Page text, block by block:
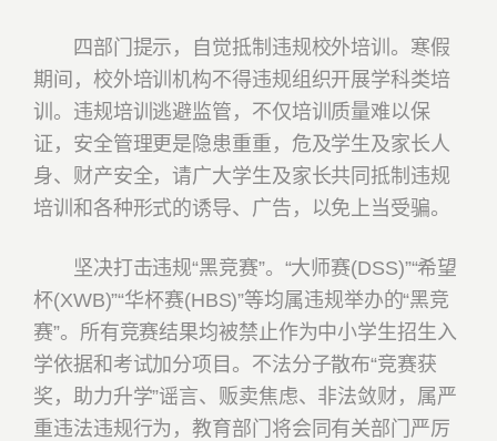
四部门提示，自觉抵制违规校外培训。寒假
期间，校外培训机构不得违规组织开展学科类培
训。违规培训逃避监管，不仅培训质量难以保
证，安全管理更是隐患重重，危及学生及家长人
身、财产安全，请广大学生及家长共同抵制违规
培训和各种形式的诱导、广告，以免上当受骗。
坚决打击违规“黑竞赛”。“大师赛(DSS)”“希望
杯(XWB)”“华杯赛(HBS)”等均属违规举办的“黑竞
赛”。所有竞赛结果均被禁止作为中小学生招生入
学依据和考试加分项目。不法分子散布“竞赛获
奖，助力升学”谣言、贩卖焦虑、非法敛财，属严
重违法违规行为，教育部门将会同有关部门严厉